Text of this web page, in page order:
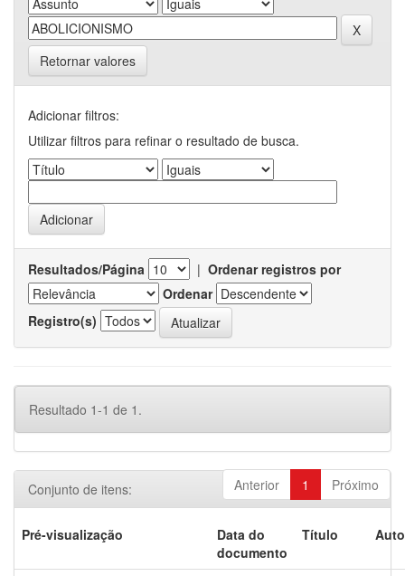
Retornar valores
Adicionar filtros:
Utilizar filtros para refinar o resultado de busca.
Resultados/Página | Ordenar registros por
Ordenar
Registro(s)
Resultado 1-1 de 1.
Anterior 1 Próximo
Conjunto de itens:
Pré-visualização
Data do
documento
Título